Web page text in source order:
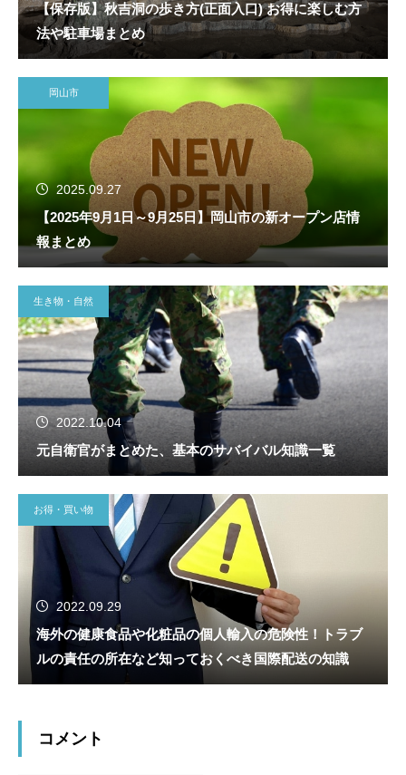
【保存版】秋吉洞の歩き方(正面入口) お得に楽しむ方
法や駐車場まとめ
岡山市
2025.09.27
【2025年9月1日～9月25日】岡山市の新オープン店情
報まとめ
生き物・自然
2022.10.04
元自衛官がまとめた、基本のサバイバル知識一覧
お得・買い物
2022.09.29
海外の健康食品や化粧品の個人輸入の危険性！トラブ
ルの責任の所在など知っておくべき国際配送の知識
コメント